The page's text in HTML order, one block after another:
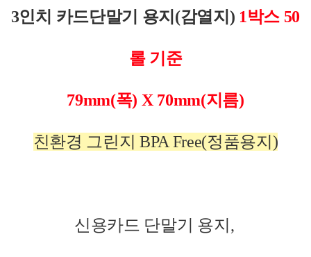
3인치 카드단말기 용지(감열지) 1박스 50
롤 기준
79mm(폭) X 70mm(지름)
친환경 그린지 BPA Free(정품용지)
신용카드 단말기 용지,